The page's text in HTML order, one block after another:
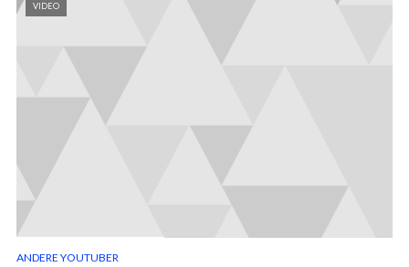
VIDEO
ANDERE YOUTUBER